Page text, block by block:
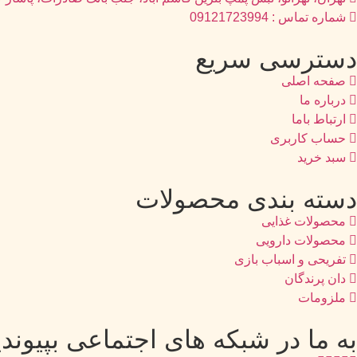
شماره تماس : 09121723994
دسترسی سریع
صفحه اصلی
درباره ما
ارتباط باما
حساب کاربری
سبد خرید
دسته بندی محصولات
محصولات غذایی
محصولات دارویی
تفریحی و اسباب بازی
دان پرندگان
ملزومات
به ما در شبکه های اجتماعی